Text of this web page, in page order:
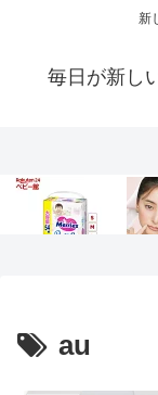
新
毎日が新し
au